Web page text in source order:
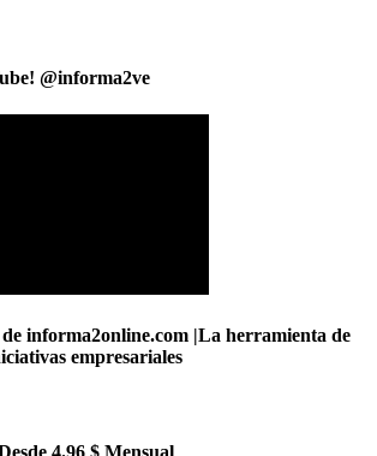
@informa2ve
informa2online.com |La herramienta de
empresariales
4.96 $ Mensual